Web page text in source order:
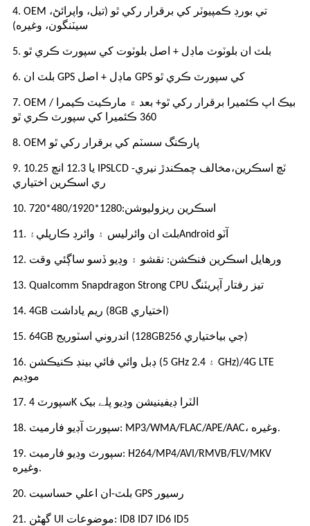
4. OEM تي بورڊ ڪمپيوٽر کي برقرار رکي ٿو (تيل، واپرائڻ،
سيٽنگون، وغيره)
5. بلٽ ان بلوٽوٽ ماڊل + اصل بلوٽوت کي سپورٽ ڪري ٿو
6. بلٽ ان GPS ماڊل + اصل GPS کي سپورٽ ڪري ٿو
7. OEM بيڪ اپ ڪئميرا برقرار رکي ٿو+ بعد ۾ مارڪيٽ ڪيمرا /
360 ڪئميرا کي سپورٽ ڪري ٿو
8. OEM پارڪنگ سسٽم کي برقرار رکي ٿو
9. 10.25 يا 12.3 انچ IPS LCD ٽچ اسڪرين،مخالف چمڪندڙ نيري-
ري اسڪرين
اختياري
10. اسڪرين ريزوليوشن:1280*480/
1920*720
11. بلٽ ان وائرليس ۽ وائرڊ ڪارپلي ۽ Android آٽو
12. ورهايل اسڪرين فنڪشن: نقشو ۽ وڊيو ڏسو ساڳئي وقت
13. Qualcomm Snapdragon Strong CPU تيز رفتار آپريٽنگ
14. 4GB ريم ياداشت (8GB اختياري)
15. 64GB اندروني اسٽوريج (128GB 256 جي بياختياري)
16. ڊبل وائي فائي بينڊ ڪنيڪشن (5 GHz ۽ 2.4 GHz)/4G LTE
موڊيم
17. سپورٽ 4K الٽرا ڊيفينيشن وڊيو پلے بیک
18. سپورٽ آڊيو فارميٽ: MP3/WMA/FLAC/APE/AAC، وغيره.
19. سپورٽ وڊيو فارميٽ: H264/MP4/AVI/RMVB/FLV/MKV
وغيره.
20. بلٽ-ان اعلي حساسيت GPS رسيور
21. گھڻن UI موضوعات: ID8 ID7 ID6 ID5